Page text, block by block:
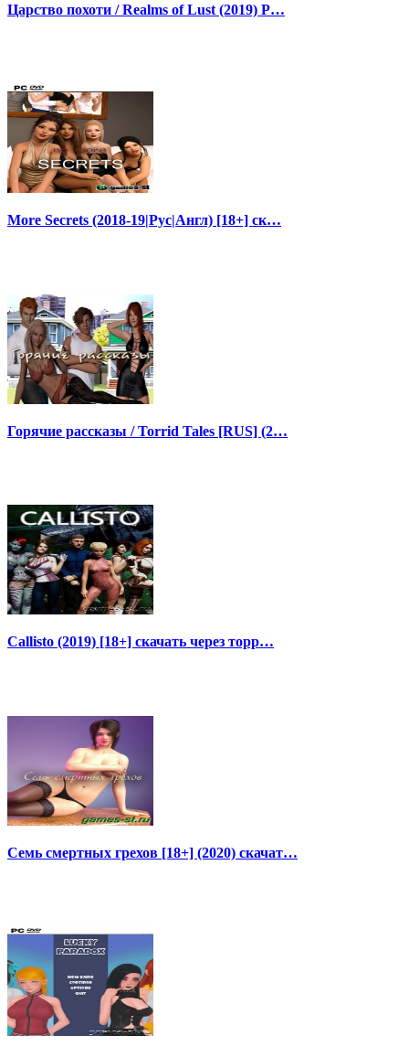
Царство похоти / Realms of Lust (2019) P…
More Secrets (2018-19|Рус|Англ) [18+] ск…
Горячие рассказы / Torrid Tales [RUS] (2…
Callisto (2019) [18+] скачать через торр…
Семь смертных грехов [18+] (2020) скачат…